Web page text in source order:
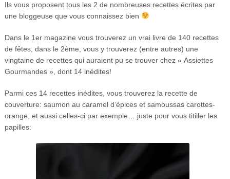
Ils vous proposent tous les 2 de nombreuses recettes écrites par
une bloggeuse que vous connaissez bien
Dans le 1er magazine vous trouverez un vrai livre de 140 recettes
de fêtes, dans le 2ème, vous y trouverez (entre autres) une
vingtaine de recettes qui auraient pu se trouver chez « Assiettes
Gourmandes », dont 14 inédites!
Parmi ces 14 recettes inédites, vous trouverez la recette de
couverture: saumon au caramel d’épices et samoussas carottes-
orange, et aussi celles-ci par exemple… juste pour vous titiller les
papilles: